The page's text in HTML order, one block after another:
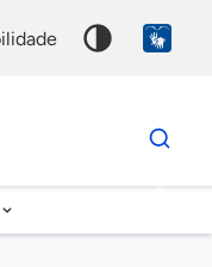
Dados
para
chave